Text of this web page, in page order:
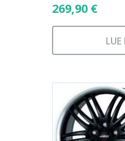
269,90 €